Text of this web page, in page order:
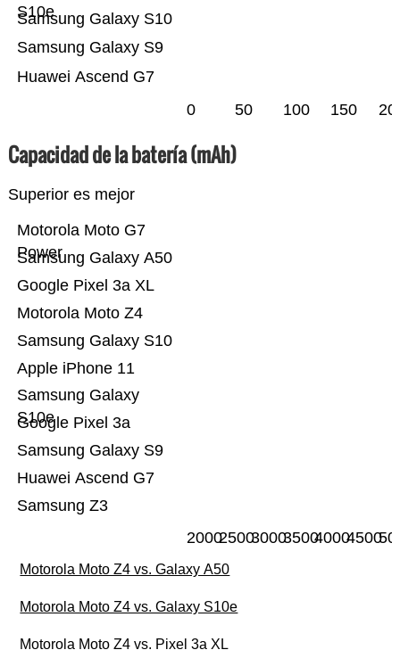
Huawei Ascend G7
Samsung Galaxy S9
Samsung Galaxy S10
S10e
0 50 100 150
Capacidad de la batería (mAh)
Superior es mejor
Samsung Z3
Huawei Ascend G7
Samsung Galaxy S9
Google Pixel 3a
Samsung Galaxy
S10e
Apple iPhone 11
Samsung Galaxy S10
Motorola Moto Z4
Google Pixel 3a XL
Samsung Galaxy A50
Motorola Moto G7
Power
200025003000350040004500
Motorola Moto Z4 vs. Galaxy A50
Motorola Moto Z4 vs. Galaxy S10e
Motorola Moto Z4 vs. Pixel 3a XL